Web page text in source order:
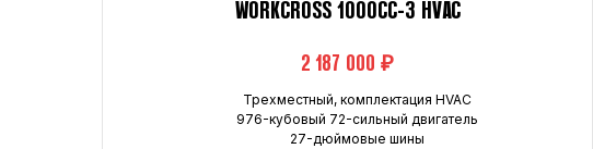
WORKCROSS 1000CC-3 HVAC
₽
Трехместный, комплектация HVAC
976-кубовый 72-сильный двигатель
27-дюймовые шины